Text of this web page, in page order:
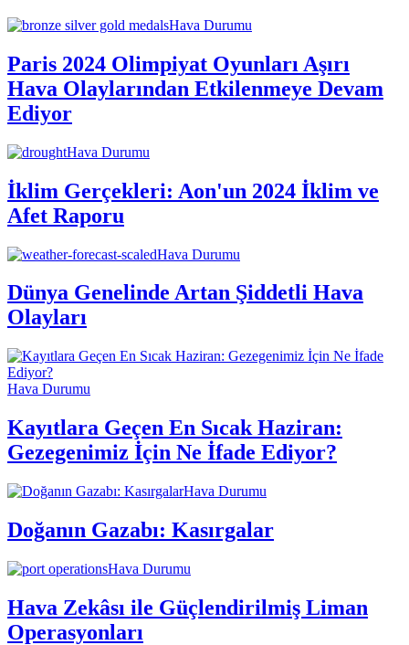
Hava Durumu
Paris 2024 Olimpiyat Oyunları Aşırı
Hava Olaylarından Etkilenmeye Devam
Ediyor
Hava Durumu
İklim Gerçekleri: Aon'un 2024 İklim ve
Afet Raporu
Hava Durumu
Dünya Genelinde Artan Şiddetli Hava
Olayları
Hava Durumu
Kayıtlara Geçen En Sıcak Haziran:
Gezegenimiz İçin Ne İfade Ediyor?
Hava Durumu
Doğanın Gazabı: Kasırgalar
Hava Durumu
Hava Zekâsı ile Güçlendirilmiş Liman
Operasyonları